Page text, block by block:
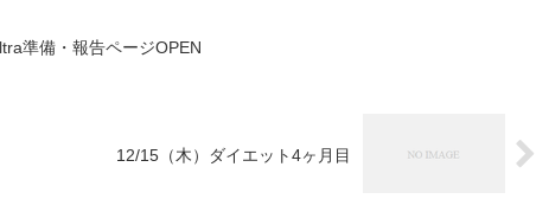
準備・報告ページOPEN
12/15（木）ダイエット4ヶ月目